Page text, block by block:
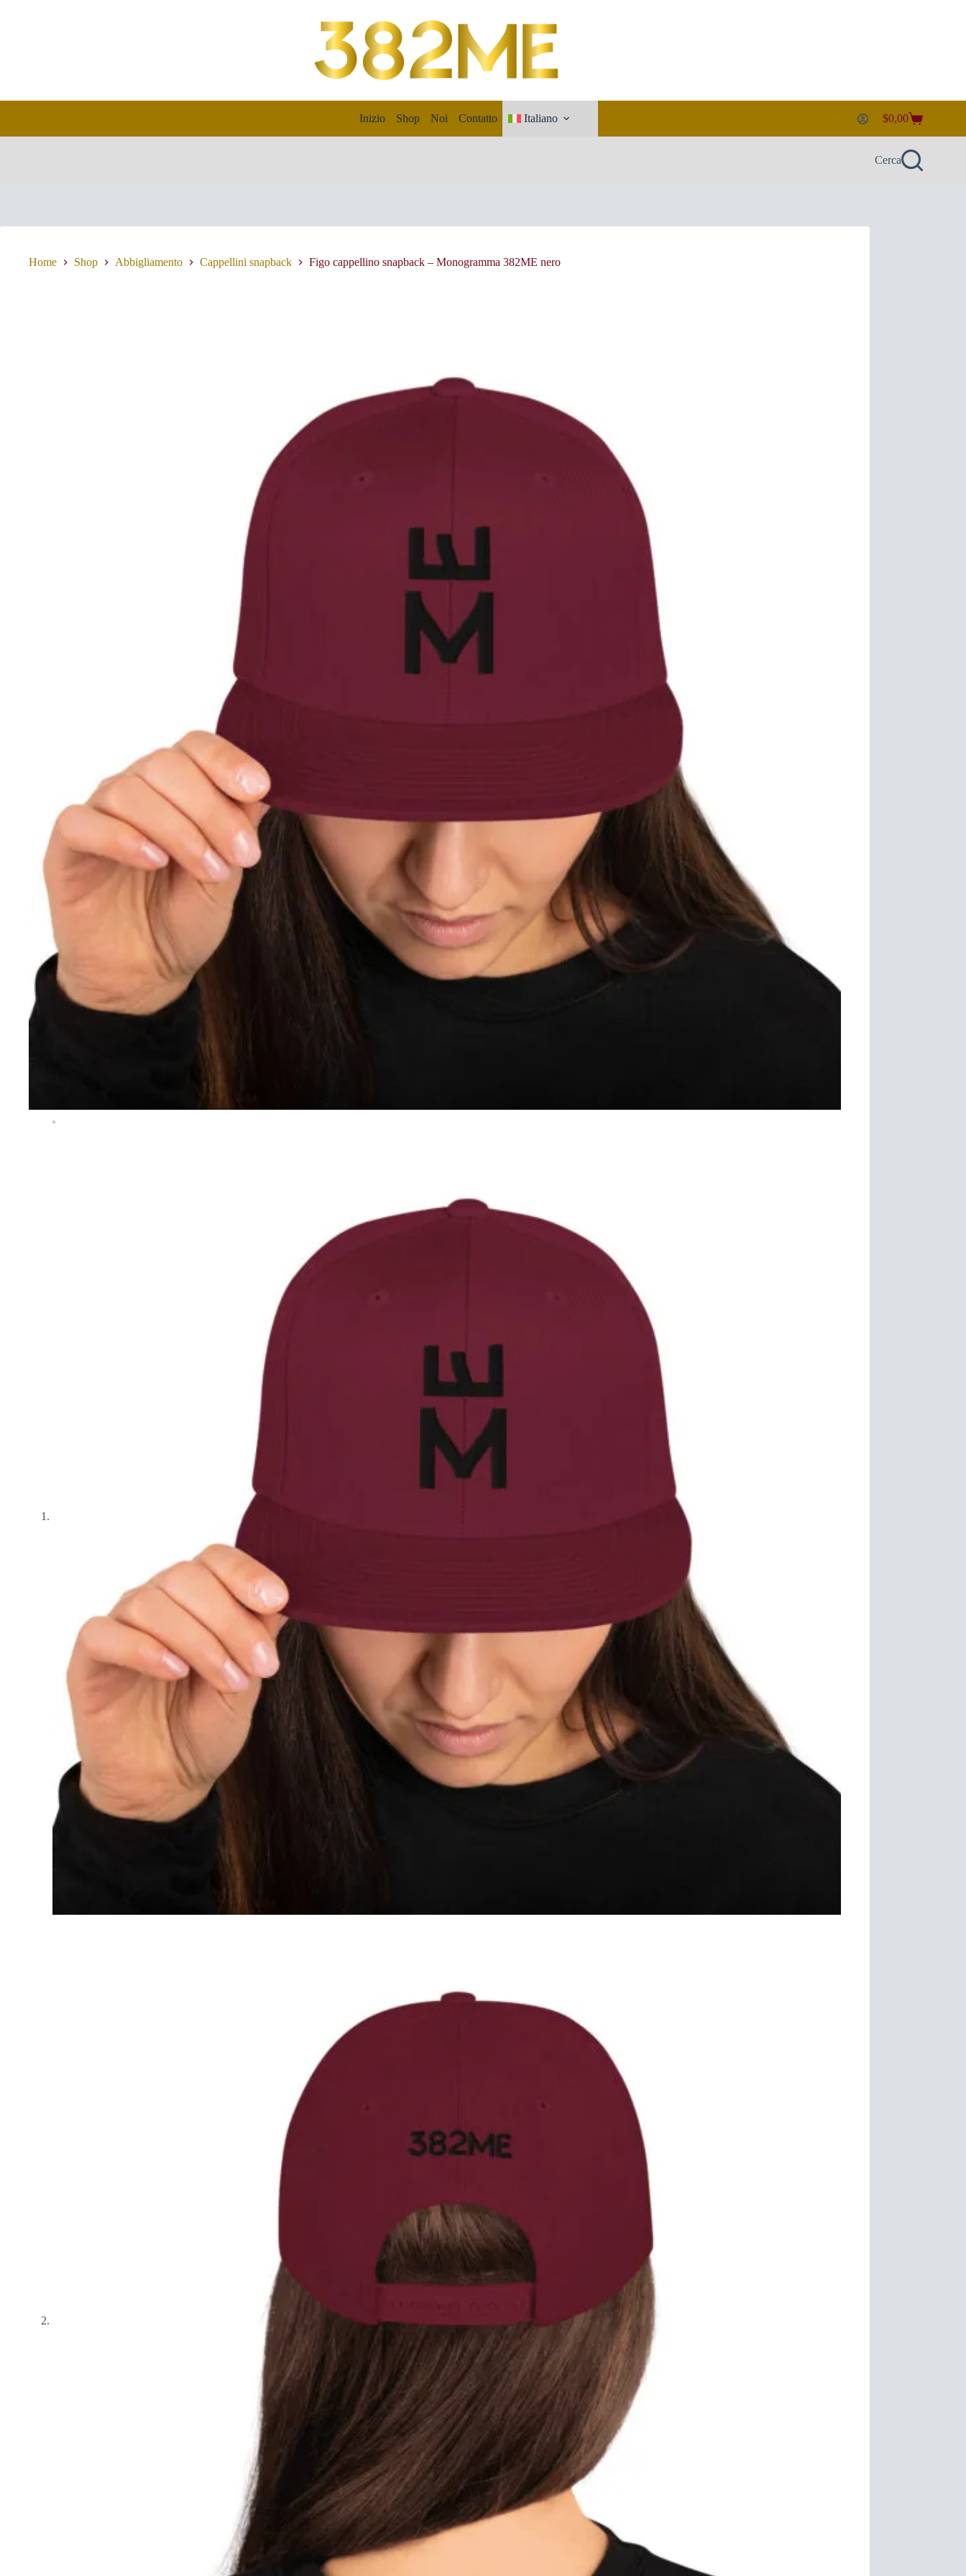
Inizio Shop Noi Contatto Italiano Carrello
$0,00
Cerca
Home Shop Abbigliamento Cappellini snapback Figo cappellino snapback – Monogramma 382ME nero